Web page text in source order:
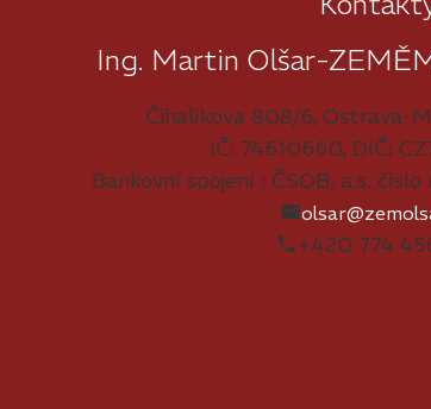
Ing. Martin Olšar-
Čihalíkova 808/6, Ostrava-
IČ: 74610660, DIČ:
Bankovní spojení : ČSOB, a.s.
+420 774